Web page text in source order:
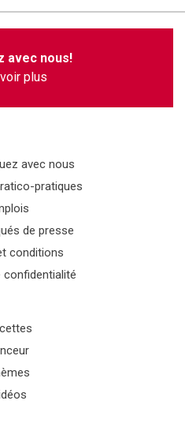
avec nous!
plus
avec nous
pratiques
de presse
conditions
confidentialité